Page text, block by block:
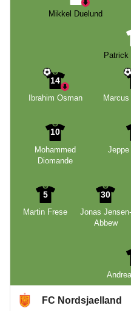
Mikkel Duelund
Patrick
14
Ibrahim Osman
10
Mohammed
Diomande
5
Martin Frese
30
Jonas Jensen-
Abbew
FC Nordsjaelland